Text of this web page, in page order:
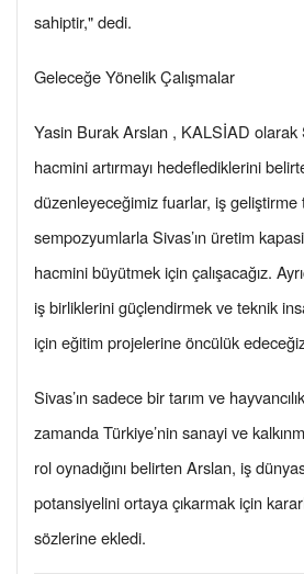
sahiptir," dedi.
Geleceğe Yönelik Çalışmalar
Yasin Burak Arslan , KALSİAD olarak
hacmini artırmayı hedeflediklerini
düzenleyeceğimiz fuarlar, iş geliştirme
sempozyumlarla Sivas’ın üretim
hacmini büyütmek için çalışacağız.
iş birliklerini güçlendirmek ve teknik
için eğitim projelerine öncülük
Sivas’ın sadece bir tarım ve
zamanda Türkiye’nin sanayi ve
rol oynadığını belirten Arslan, iş
potansiyelini ortaya çıkarmak için
sözlerine ekledi.